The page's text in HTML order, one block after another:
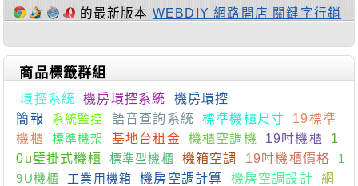
的最新版本 WEBDIY 網路開店 關鍵字行銷
商品標籤群組
環控系統 機房環控系統
機房環控
簡報
系統監控 語音查詢系統 標準機櫃尺寸
19標準
機櫃
標準機架 基地台租金 機櫃空調機 19吋機櫃
1
0u壁掛式機櫃
標準型機櫃 機箱空調 19吋機櫃價格
1
9U機櫃
工業用機箱 機房空調計算 機房空調設計
網